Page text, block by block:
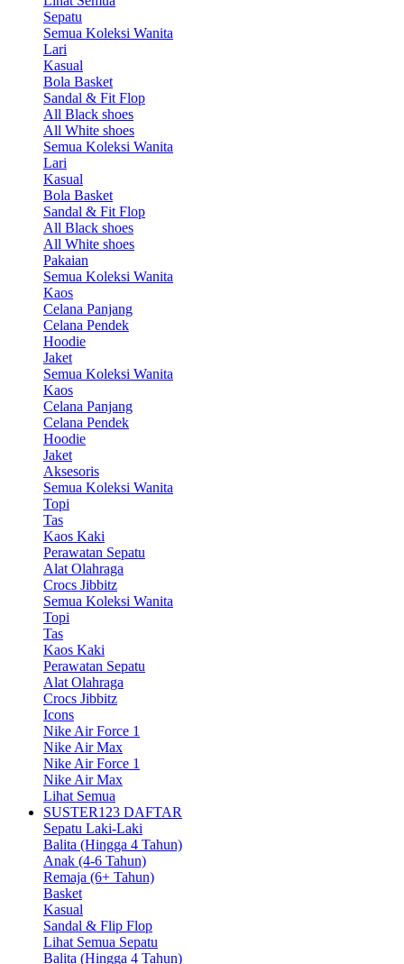
Sepatu
Semua Koleksi Wanita
Lari
Kasual
Bola Basket
Sandal & Fit Flop
All Black shoes
All White shoes
Semua Koleksi Wanita
Lari
Kasual
Bola Basket
Sandal & Fit Flop
All Black shoes
All White shoes
Pakaian
Semua Koleksi Wanita
Kaos
Celana Panjang
Celana Pendek
Hoodie
Jaket
Semua Koleksi Wanita
Kaos
Celana Panjang
Celana Pendek
Hoodie
Jaket
Aksesoris
Semua Koleksi Wanita
Topi
Tas
Kaos Kaki
Perawatan Sepatu
Alat Olahraga
Crocs Jibbitz
Semua Koleksi Wanita
Topi
Tas
Kaos Kaki
Perawatan Sepatu
Alat Olahraga
Crocs Jibbitz
Icons
Nike Air Force 1
Nike Air Max
Nike Air Force 1
Nike Air Max
Lihat Semua
SUSTER123 DAFTAR
Sepatu Laki-Laki
Balita (Hingga 4 Tahun)
Anak (4-6 Tahun)
Remaja (6+ Tahun)
Basket
Kasual
Sandal & Flip Flop
Lihat Semua Sepatu
Balita (Hingga 4 Tahun)